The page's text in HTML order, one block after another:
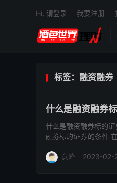
Hi, 请登录 我要注册
标签：融资融券
什么是融资融券标
什么是融资融券标的
融券标的证券的条件
意峰 2023-02-